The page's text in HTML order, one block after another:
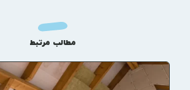
مطالب مرتبط